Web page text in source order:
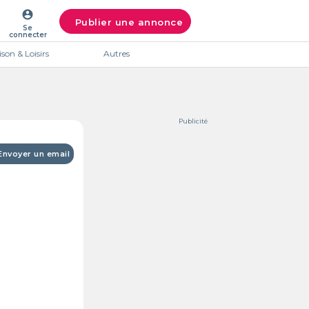
account_circle
Se
connecter
Publier une annonce
& Loisirs Autres
un email
Publicité